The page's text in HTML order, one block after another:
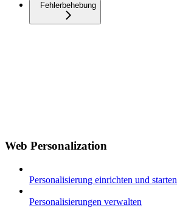
Fehlerbehebung
Web Personalization
Personalisierung einrichten und starten
Personalisierungen verwalten